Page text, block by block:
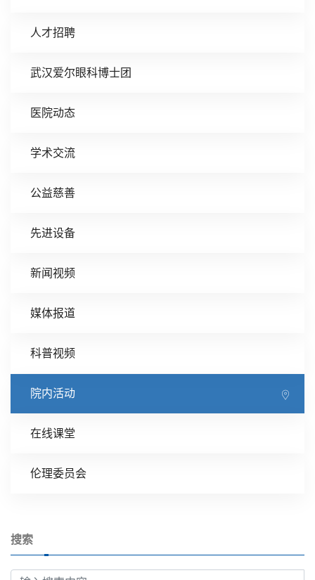
人才招聘
武汉爱尔眼科博士团
医院动态
学术交流
公益慈善
先进设备
新闻视频
媒体报道
科普视频
院内活动
在线课堂
伦理委员会
搜索